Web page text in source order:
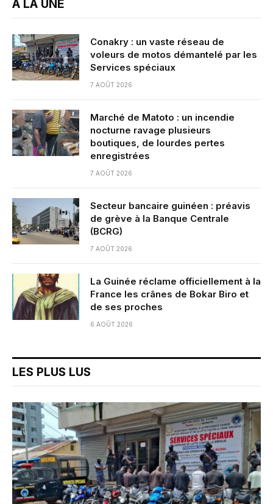
A LA UNE
Conakry : un vaste réseau de
voleurs de motos démantelé par les
Services spéciaux
7 AOÛT 2026
Marché de Matoto : un incendie
nocturne ravage plusieurs
boutiques, de lourdes pertes
enregistrées
7 AOÛT 2026
Secteur bancaire guinéen : préavis
de grève à la Banque Centrale
(BCRG)
7 AOÛT 2026
La Guinée réclame officiellement à la
France les crânes de Bokar Biro et
de ses proches
6 AOÛT 2026
LES PLUS LUS